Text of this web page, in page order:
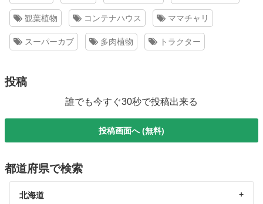
観葉植物 コンテナハウス ママチャリ
スーパーカブ 多肉植物 トラクター
投稿
誰でも今すぐ30秒で投稿出来る
投稿画面へ (無料)
都道府県で検索
北海道